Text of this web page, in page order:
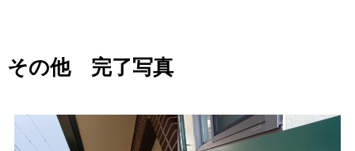
その他 完了写真